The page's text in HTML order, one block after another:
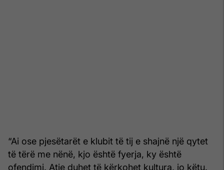
“Ai ose pjesëtarët e klubit të tij e shajnë një qytet
të tërë me nënë, kjo është fyerja, ky është
ofendimi. Atje duhet të kërkohet kultura, jo këtu.